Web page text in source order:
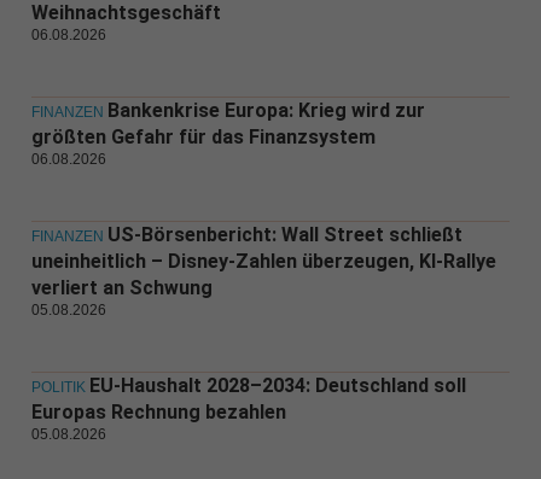
Weihnachtsgeschäft
06.08.2026
FINANZEN Bankenkrise Europa: Krieg wird zur
größten Gefahr für das Finanzsystem
06.08.2026
FINANZEN US-Börsenbericht: Wall Street schließt
uneinheitlich – Disney-Zahlen überzeugen, KI-Rallye
verliert an Schwung
05.08.2026
POLITIK EU-Haushalt 2028–2034: Deutschland soll
Europas Rechnung bezahlen
05.08.2026